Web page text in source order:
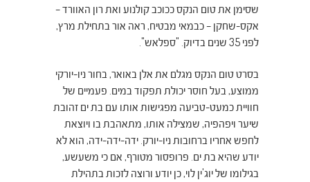
שסימן את טום הנקס ככוכב קולנוע ואת רון האוורד –
אקס-שחקן – כבמאי מבטיח, ראה אור בתחילת מרץ,
לפני 35 שנים בדיוק. "ספלאש".
בסרטטום הנקס מגלם את אלן באואר, בחור ניו-יורקי
ממוצע, בעל חוסר יכולת תפקוד במים. פעמיים של
חוויית כמעט-טביעה מפגישות אותו עם בת ים זהובת
שיער ויפהפיה, שמצילה אותו, מתאהבת בו ויוצאת
לחפש אחריו ברחובות ניו-יורק. ידה-ידה-ידה, הוא לא
יודע שהיא בת ים. פרופסור מטורף, אם כי משעשע,
בגילומו שליוג'ין לוי, כן יודע ורוצה לזכות בתהילת